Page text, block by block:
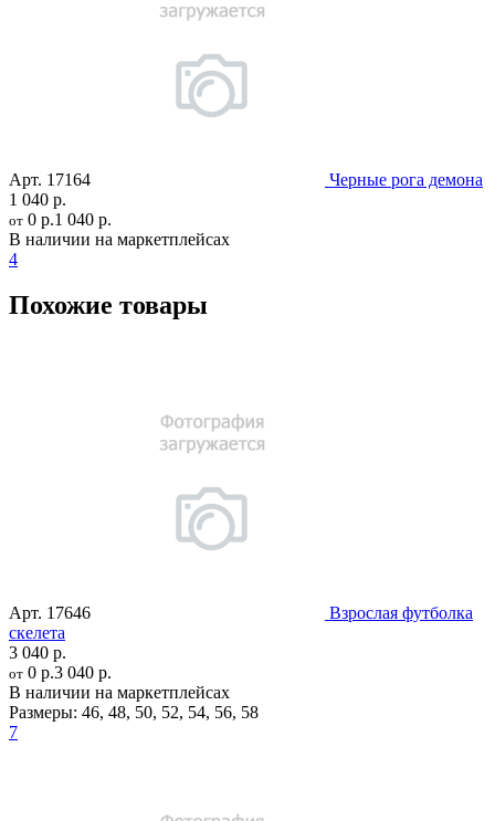
Арт. 17164
Черные рога демона
1 040 р.
от 0 р.1 040 р.
В наличии на маркетплейсах
4
Похожие товары
Арт. 17646
Взрослая футболка
скелета
3 040 р.
от 0 р.3 040 р.
В наличии на маркетплейсах
Размеры: 46, 48, 50, 52, 54, 56, 58
7